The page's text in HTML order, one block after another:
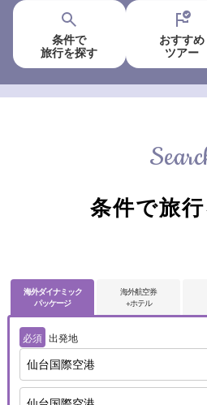
条件で
旅行を探す
おすすめ
ツアー
条件で旅
海外ダイナミック
パッケージ
海外航空券
+ホテル
必須 出発地
仙台国際空港